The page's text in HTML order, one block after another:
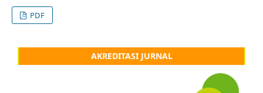
PDF
AKREDITASI JURNAL